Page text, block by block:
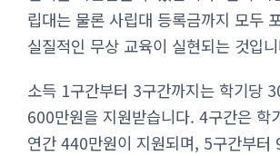
립대는 물론 사립대 등록금까지 모두
실질적인 무상 교육이 실현되는 것입
소득 1구간부터 3구간까지는 학기당
600만원을 지원받습니다. 4구간은 학
연간 440만원이 지원되며, 5구간부터